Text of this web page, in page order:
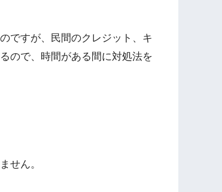
ですが、民間のクレジット、キ
ので、時間がある間に対処法を
せん。